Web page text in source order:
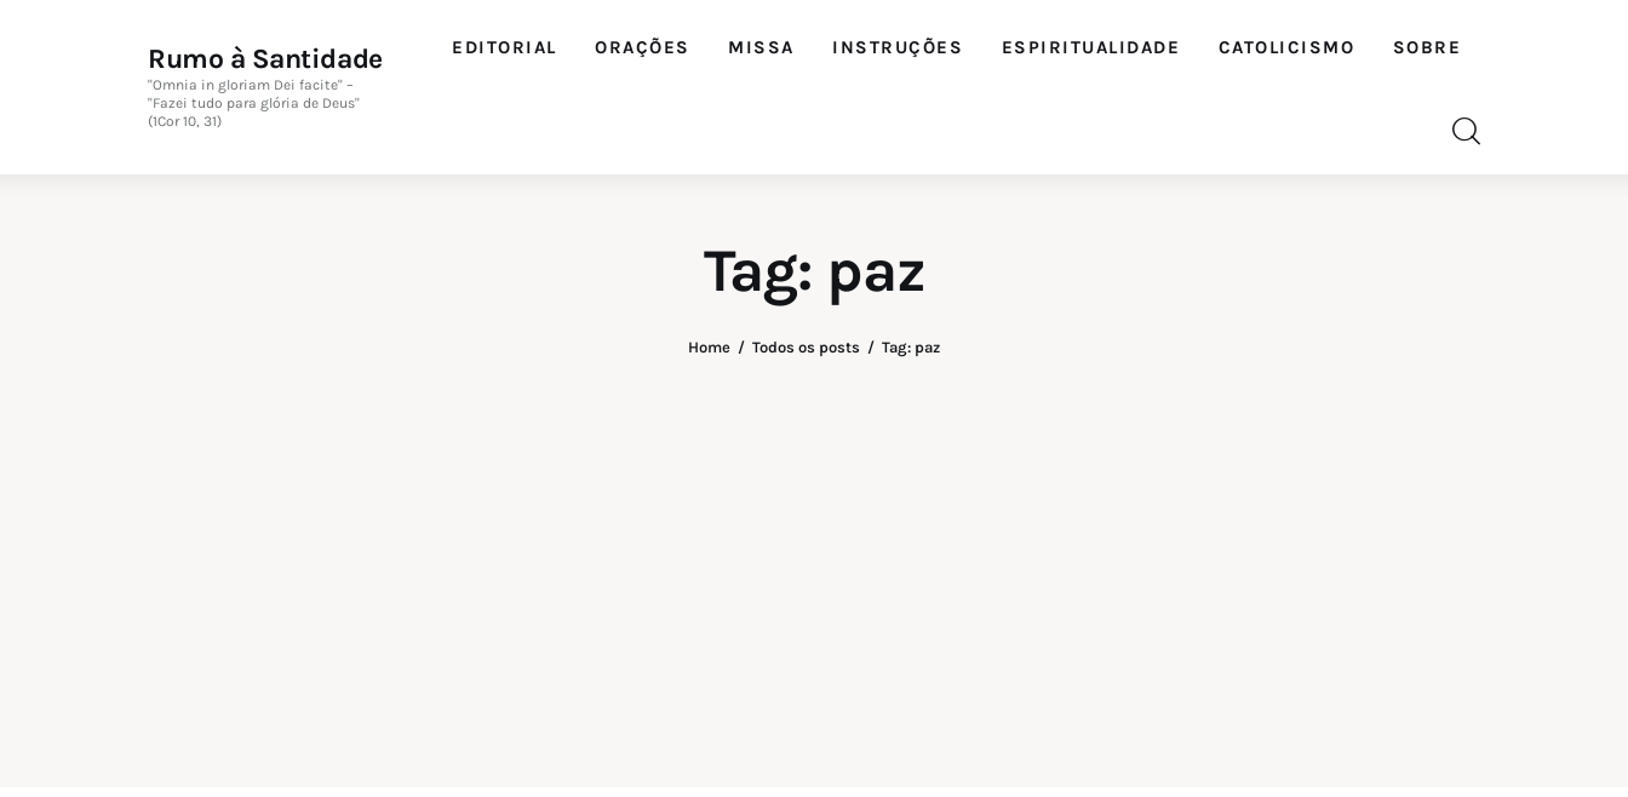
Rumo à Santidade
"Omnia in gloriam Dei facite" –
"Fazei tudo para glória de Deus"
(1Cor 10, 31)
EDITORIAL ORAÇÕES MISSA INSTRUÇÕES ESPIRITUALIDADE CATOLICISMO SOBRE
Tag: paz
Home Todos os posts Tag: paz